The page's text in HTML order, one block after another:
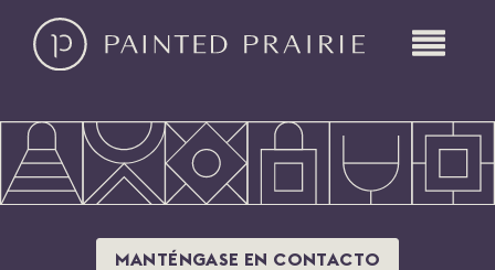
MANTÉNGASE EN CONTACTO